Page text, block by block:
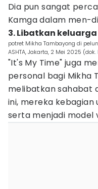
Dia pun sangat
Kamga dalam men-
3. Libatkan
potret Mikha Tambayong di
ASHTA, Jakarta, 2 Mei 2025
"It's My Time" juga
personal bagi Mikha
melibatkan sahabat
ini, mereka
serta menjadi model